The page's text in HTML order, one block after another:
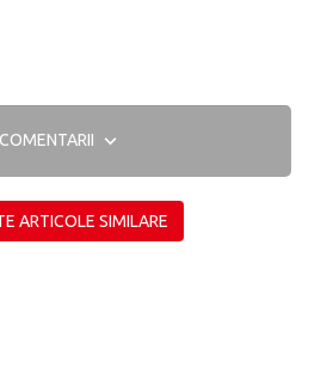
COMENTARII
ARTICOLE SIMILARE